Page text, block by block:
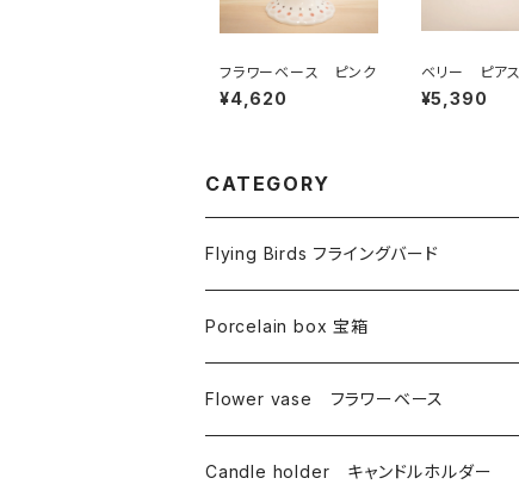
フラワーベース ピンク
¥4,620
ベリー ピア
¥5,390
CATEGORY
Flying Birds フライングバード
Porcelain box 宝箱
Flower vase フラワーベース
Candle holder キャンドルホルダー